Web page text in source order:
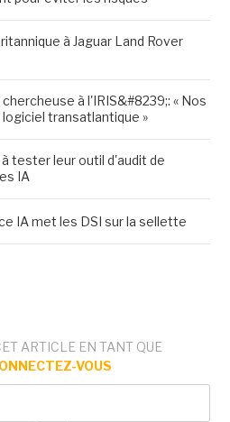
à Jaguar Land Rover
à l'IRIS&#8239;: « Nos
transatlantique »
tester leur outil d'audit de
IA
IA met les DSI sur la sellette
ARTICLE EN TANT QUE
VOUS